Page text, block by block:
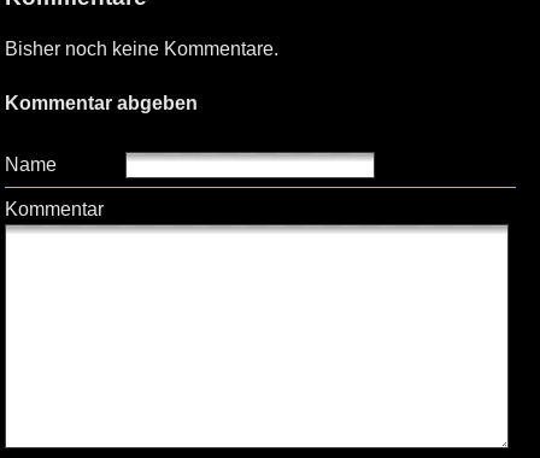
Bisher noch keine Kommentare.
Kommentar abgeben
Name
Kommentar